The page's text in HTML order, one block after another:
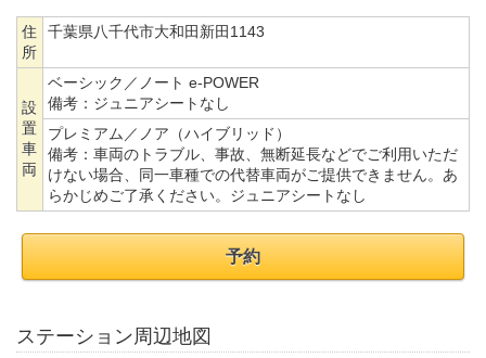
住
所
千葉県八千代市大和田新田1143
設
置
車
両
ベーシック／ノート e-POWER
備考： ジュニアシートなし
プレミアム／ノア（ハイブリッド）
備考： 車両のトラブル、事故、無断延長などでご利用いただ
けない場合、同一車種での代替車両がご提供できません。あ
らかじめご了承ください。ジュニアシートなし
予約
ステーション周辺地図